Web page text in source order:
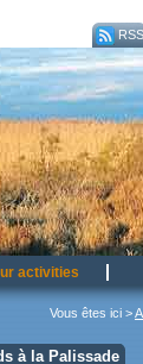
RSS
activities
Vous êtes ici >
à la Palissade